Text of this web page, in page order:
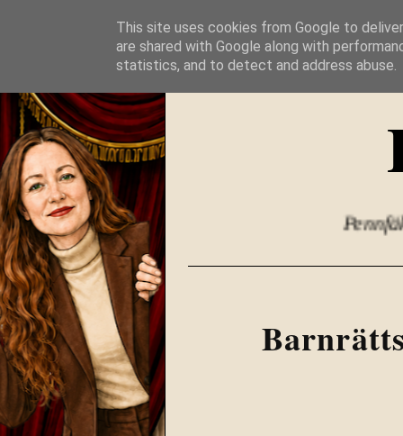
This site uses cookies from Google to
are shared with Google along with
statistics, and to detect and address abuse.